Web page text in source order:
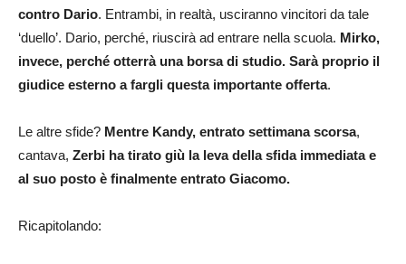
contro Dario. Entrambi, in realtà, usciranno vincitori da tale
‘duello’. Dario, perché, riuscirà ad entrare nella scuola. Mirko,
invece, perché otterrà una borsa di studio. Sarà proprio il
giudice esterno a fargli questa importante offerta.
Le altre sfide? Mentre Kandy, entrato settimana scorsa,
cantava, Zerbi ha tirato giù la leva della sfida immediata e
al suo posto è finalmente entrato Giacomo.
Ricapitolando: